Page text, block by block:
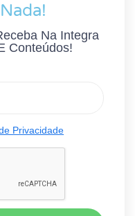
Na Integra
Conteúdos!
Privacidade